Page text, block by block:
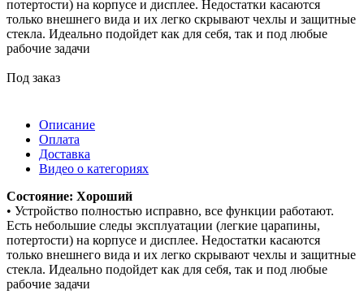
потертости) на корпусе и дисплее. Недостатки касаются
только внешнего вида и их легко скрывают чехлы и защитные
стекла. Идеально подойдет как для себя, так и под любые
рабочие задачи
Под заказ
Описание
Оплата
Доставка
Видео о категориях
Состояние: Хороший
• Устройство полностью исправно, все функции работают.
Есть небольшие следы эксплуатации (легкие царапины,
потертости) на корпусе и дисплее. Недостатки касаются
только внешнего вида и их легко скрывают чехлы и защитные
стекла. Идеально подойдет как для себя, так и под любые
рабочие задачи